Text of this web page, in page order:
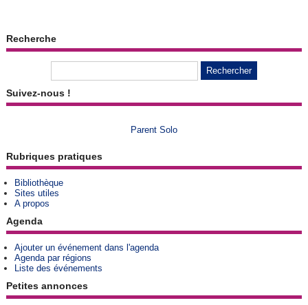
Recherche
Suivez-nous !
Parent Solo
Rubriques pratiques
Bibliothèque
Sites utiles
A propos
Agenda
Ajouter un événement dans l'agenda
Agenda par régions
Liste des événements
Petites annonces